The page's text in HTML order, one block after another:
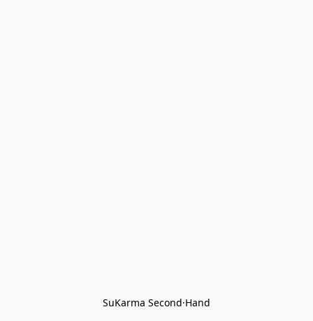
SuKarma Second·Hand